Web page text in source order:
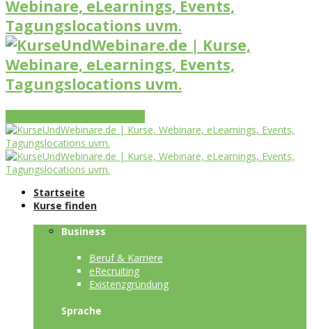
Startseite
Kurse finden
Business
Beruf & Karriere
eRecruiting
Existenzgründung
Sprache